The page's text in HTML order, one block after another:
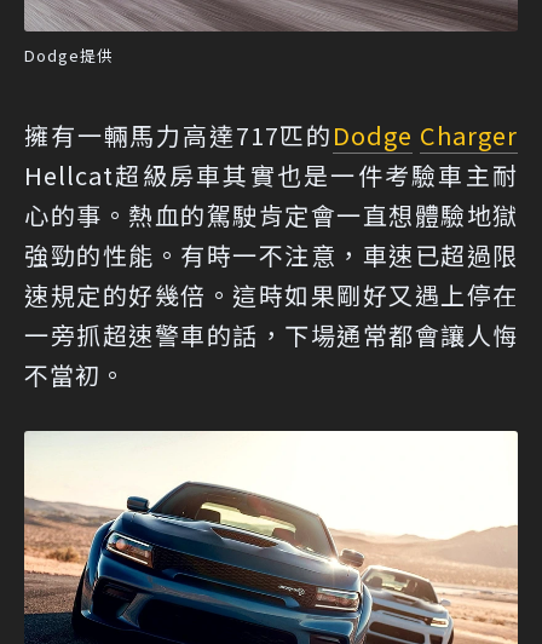
Dodge提供
擁有一輛馬力高達717匹的Dodge Charger
Hellcat超級房車其實也是一件考驗車主耐
心的事。熱血的駕駛肯定會一直想體驗地獄
強勁的性能。有時一不注意，車速已超過限
速規定的好幾倍。這時如果剛好又遇上停在
一旁抓超速警車的話，下場通常都會讓人悔
不當初。